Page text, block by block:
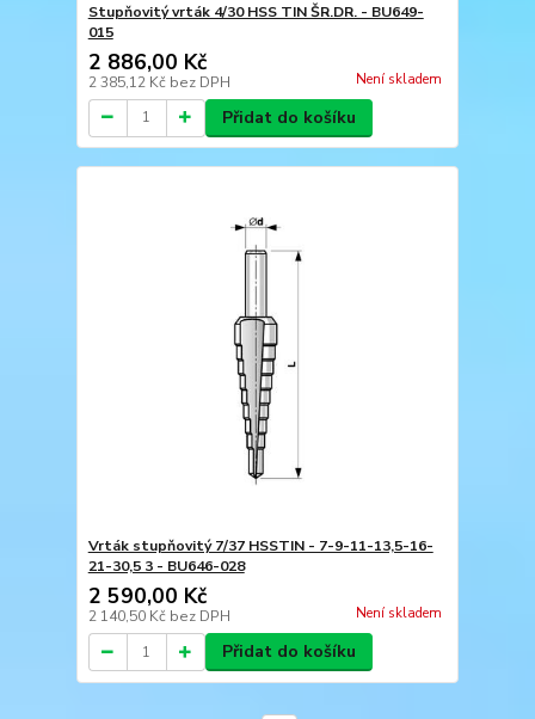
Stupňovitý vrták 4/30 HSS TIN ŠR.DR. - BU649-
015
2 886,00 Kč
2 385,12 Kč bez DPH Není skladem
Přidat do košíku
Vrták stupňovitý 7/37 HSSTIN - 7-9-11-13,5-16-
21-30,5 3 - BU646-028
2 590,00 Kč
2 140,50 Kč bez DPH Není skladem
Přidat do košíku